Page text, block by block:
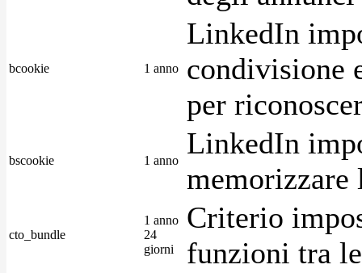
bcookie 1 anno
LinkedIn
condivisione
per
bscookie 1 anno
LinkedIn
memorizzare
cto_bundle
1 anno
24
giorni
Criterio
funzioni tra